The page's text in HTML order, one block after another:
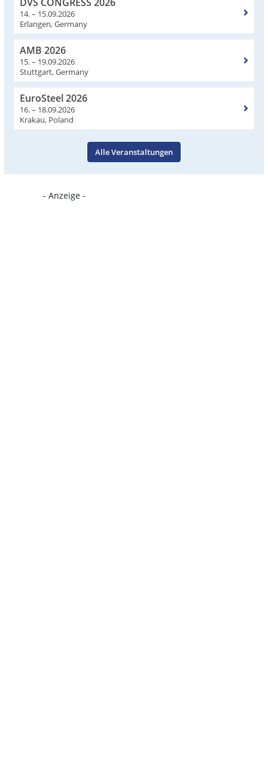
14. – 15.09.2026
Erlangen, Germany
AMB 2026
15. – 19.09.2026
Stuttgart, Germany
EuroSteel 2026
16. – 18.09.2026
Krakau, Poland
Alle Veranstaltungen
- Anzeige -